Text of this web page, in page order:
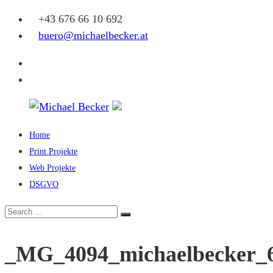
Skip
+43 676 66 10 692
buero@michaelbecker.at
Michael
Becker
Eine
weitere
WordPress-
Home
Print Projekte
Web Projekte
DSGVO
Search
Search